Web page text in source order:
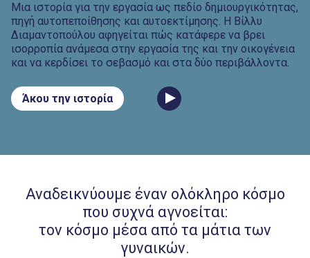
Μια ιστορία για την εργασία ως πεδίο δημιουργικότητας,
πηγή αυτοπεποίθησης και αυτοεκτίμησης. Η Βίλλυ
Διαμαντοπούλου αφηγείται πώς κατάφερε να βρει
ισορροπία ανάμεσα στην εργασία της και την οικογένεια
και να κερδίσει το σεβασμό και στα δύο περιβάλλοντα.
Άκου την ιστορία
Αναδεικνύουμε έναν ολόκληρο κόσμο
που συχνά αγνοείται:
τον κόσμο μέσα από τα μάτια των
γυναικών.